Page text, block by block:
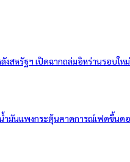
สหรัฐฯ เปิดฉากถล่มอิหร่านรอบใหม่
ำมันแพงกระตุ้นคาดการณ์เฟดขึ้นด